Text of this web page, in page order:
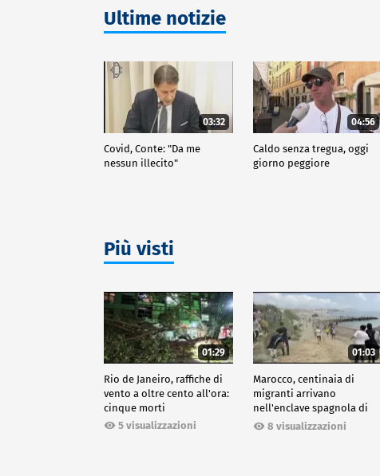
Ultime notizie
03:32
Covid, Conte: "Da me
nessun illecito"
04:56
Caldo senza tregua, oggi
giorno peggiore
Più visti
01:29
Rio de Janeiro, raffiche di
vento a oltre cento all'ora:
cinque morti
5 visualizzazioni
01:03
Marocco, centinaia di
migranti arrivano
nell'enclave spagnola di
Ceuta8 visualizzazioni